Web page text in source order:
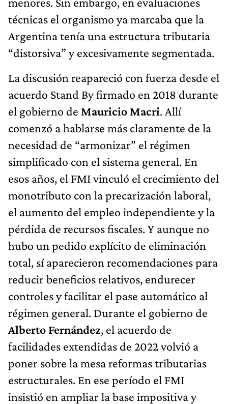
técnicas el organismo ya marcaba que la
Argentina tenía una estructura tributaria
“distorsiva” y excesivamente segmentada.
La discusión reapareció con fuerza desde el
acuerdo Stand By firmado en 2018 durante
el gobierno de Mauricio Macri. Allí
comenzó a hablarse más claramente de la
necesidad de “armonizar” el régimen
simplificado con el sistema general. En
esos años, el FMI vinculó el crecimiento del
monotributo con la precarización laboral,
el aumento del empleo independiente y la
pérdida de recursos fiscales. Y aunque no
hubo un pedido explícito de eliminación
total, sí aparecieron recomendaciones para
reducir beneficios relativos, endurecer
controles y facilitar el pase automático al
régimen general. Durante el gobierno de
Alberto Fernández, el acuerdo de
facilidades extendidas de 2022 volvió a
poner sobre la mesa reformas tributarias
estructurales. En ese período el FMI
insistió en ampliar la base impositiva y